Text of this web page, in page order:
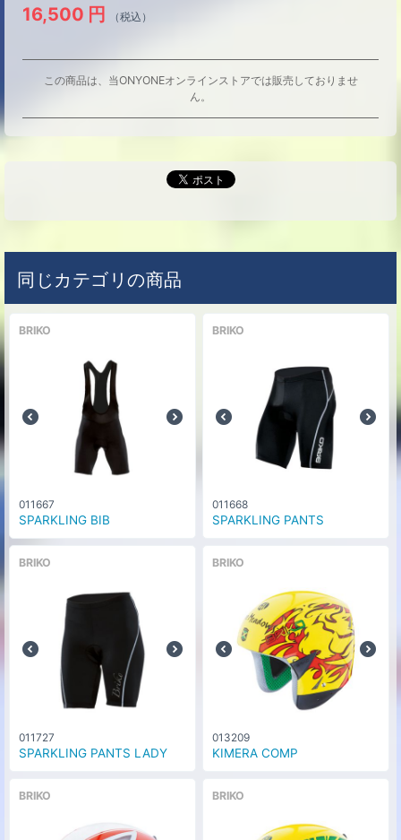
16,500 円 （税込）
この商品は、当ONYONEオンラインストアでは販売しておりませ
ん。
同じカテゴリの商品
BRIKO
011667
SPARKLING BIB
BRIKO
011668
SPARKLING PANTS
BRIKO
011727
SPARKLING PANTS LADY
BRIKO
013209
KIMERA COMP
BRIKO BRIKO